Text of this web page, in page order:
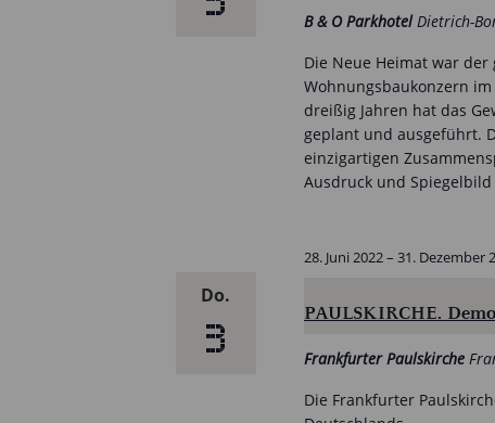
B & O ParkhotelDietrich-
Die Neue Heimat war
Wohnungsbaukonzern
dreißig Jahren hat das
geplant und ausgeführt.
einzigartigen
Ausdruck und
Do.
3
PAULSKIRCHE.
28. Juni 2022– 31. Dezember
Frankfurter Paulskirche
Die Frankfurter